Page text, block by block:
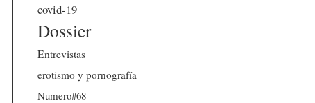
covid-19
Dossier
Entrevistas
erotismo y pornografía
Numero#68